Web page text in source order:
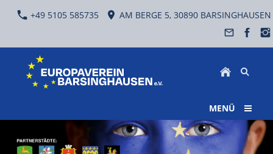
+49 5105 585735 AM BERGE 5, 30890 BARSINGHAUSEN
MENÜ